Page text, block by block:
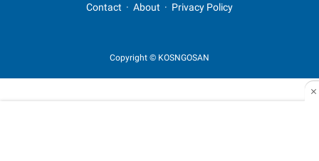
Contact About Privacy Policy
Copyright © KOSNGOSAN